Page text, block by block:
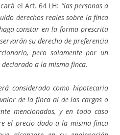
el Art. 64 LH: “las personas a
derechos reales sobre la finca
constar en la forma prescrita
su derecho de preferencia
pero solamente por un
a la misma finca.
considerado como hipotecario
de la finca al de las cargas o
mencionados, y en todo caso
el precio dado a la misma finca